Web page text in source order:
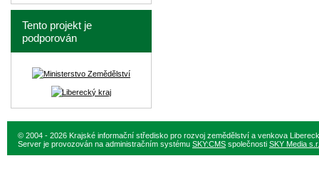
Tento projekt je
podporován
© 2004 - 2026 Krajské informační středisko pro rozvoj zemědělství a venkova
Server je provozován na administračním systému SKY:CMS společnosti SKY Media